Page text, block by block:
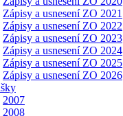
Zápisy a usnesení ZO 2021
Zápisy a usnesení ZO 2022
Zápisy a usnesení ZO 2023
Zápisy a usnesení ZO 2024
Zápisy a usnesení ZO 2025
Zápisy a usnesení ZO 2026
2007
2008